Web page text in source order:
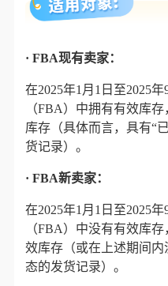
· FBA现有卖家：
在2025年1月1日至2025
（FBA）中拥有有效库
库存（具体而言，具有“
货记录）。
· FBA新卖家：
在2025年1月1日至2025
（FBA）中没有有效库
效库存（或在上述期间内
态的发货记录）。